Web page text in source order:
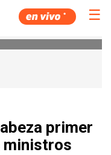
☰
primer
ministros